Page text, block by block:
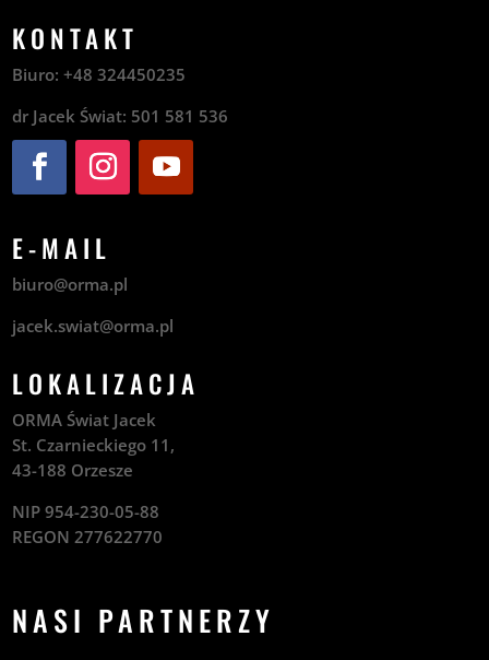
KONTAKT
Biuro: +48324450235
dr Jacek Świat: 501 581 536
E-MAIL
biuro@orma.pl
jacek.swiat@orma.pl
LOKALIZACJA
ORMA Świat Jacek
St. Czarnieckiego 11,
43-188 Orzesze
NIP 954-230-05-88
REGON 277622770
NASI PARTNERZY